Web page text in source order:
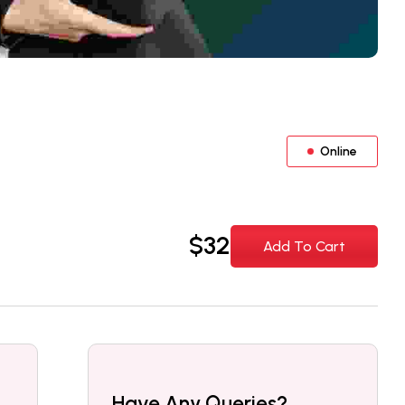
Online
Add To Cart
$32